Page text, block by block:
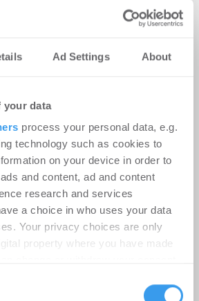
Ad Settings About
your data
process your personal data, e.g.
technology such as cookies to
on your device in order to
and content, ad and content
research and services
a choice in who uses your data
Your privacy choices are only
property where you have made
setzt Rechenzentren
wird zum Risiko für
Außentemperaturen
IT-Systeme treiben
Nachwuchspreis